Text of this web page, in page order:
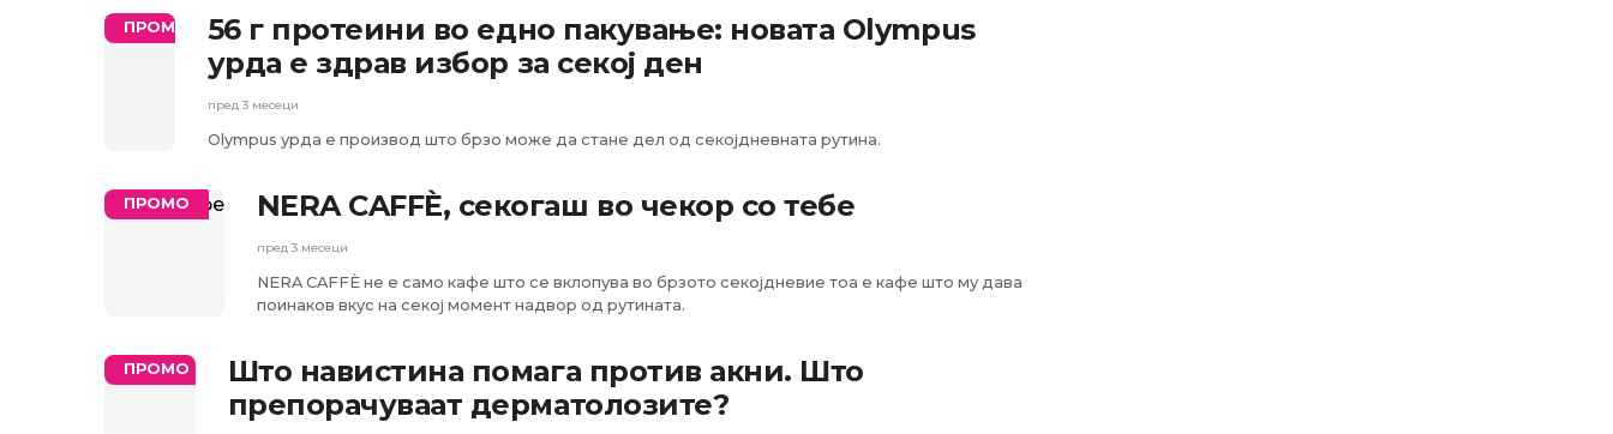
ПРОМО
56 г протеини во едно пакување: новата Olympus
урда е здрав избор за секој ден
пред 3 месеци
Olympus урда е производ што брзо може да стане дел од секојдневната рутина.
ПРОМО NERA CAFFÈ, секогаш во чекор со тебе
пред 3 месеци
NERA CAFFÈ не е само кафе што се вклопува во брзото секојдневие тоа е кафе што му дава
поинаков вкус на секој момент надвор од рутината.
ПРОМО
Што навистина помага против акни. Што
препорачуваат дерматолозите?